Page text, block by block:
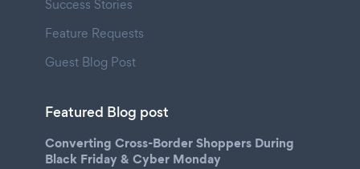
Success Stories
Feature Requests
Guest Blog Post
Featured Blog post
Converting Cross-Border Shoppers During
Black Friday & Cyber Monday